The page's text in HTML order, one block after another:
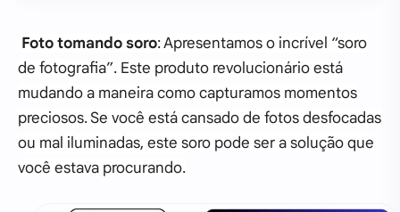
Foto tomando soro: Apresentamos o incrível “soro
de fotografia”. Este produto revolucionário está
mudando a maneira como capturamos momentos
preciosos. Se você está cansado de fotos desfocadas
ou mal iluminadas, este soro pode ser a solução que
você estava procurando.